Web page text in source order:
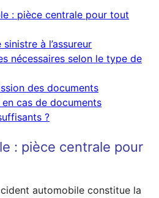
: pièce centrale pour tout
à l’assureur
nécessaires selon le type de
des documents
cas de documents
?
: pièce centrale pour
automobile constitue la